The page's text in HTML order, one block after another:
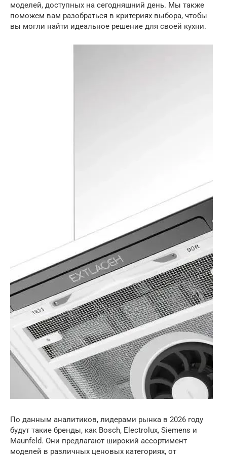
моделей, доступных на сегодняшний день. Мы также
поможем вам разобраться в критериях выбора, чтобы
вы могли найти идеальное решение для своей кухни.
По данным аналитиков, лидерами рынка в 2026 году
будут такие бренды, как Bosch, Electrolux, Siemens и
Maunfeld. Они предлагают широкий ассортимент
моделей в различных ценовых категориях, от